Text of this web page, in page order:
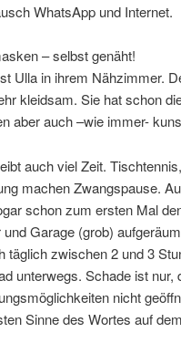
WhatsApp und Internet.
– selbst genäht!
Ulla in ihrem Nähzimmer.
kleidsam. Sie hat schon
aber auch –wie immer-
auch viel Zeit.
machen Zwangspause.
schon zum ersten Mal
und Garage (grob)
täglich zwischen 2 und 3
unterwegs. Schade ist
nicht
Sinne des Wortes auf